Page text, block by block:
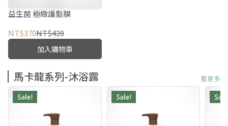
益生菌 極緻護髮膜
NT$370NT$420
加入購物車
馬卡龍系列-沐浴露 看更多